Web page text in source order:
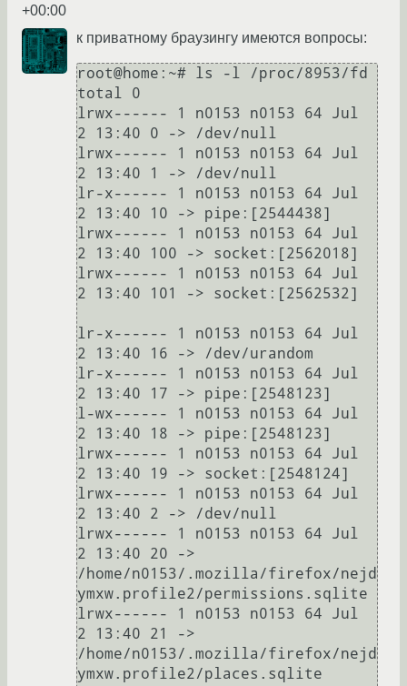
+00:00
к приватному браузингу имеются вопросы:
root@home:~# ls -l /proc/8953/fd
total 0
lrwx------ 1 n0153 n0153 64 Jul
2 13:40 0 -> /dev/null
lrwx------ 1 n0153 n0153 64 Jul
2 13:40 1 -> /dev/null
lr-x------ 1 n0153 n0153 64 Jul
2 13:40 10 -> pipe:[2544438]
lrwx------ 1 n0153 n0153 64 Jul
2 13:40 100 -> socket:[2562018]
lrwx------ 1 n0153 n0153 64 Jul
2 13:40 101 -> socket:[2562532]
lr-x------ 1 n0153 n0153 64 Jul
2 13:40 16 -> /dev/urandom
lr-x------ 1 n0153 n0153 64 Jul
2 13:40 17 -> pipe:[2548123]
l-wx------ 1 n0153 n0153 64 Jul
2 13:40 18 -> pipe:[2548123]
lrwx------ 1 n0153 n0153 64 Jul
2 13:40 19 -> socket:[2548124]
lrwx------ 1 n0153 n0153 64 Jul
2 13:40 2 -> /dev/null
lrwx------ 1 n0153 n0153 64 Jul
2 13:40 20 ->
/home/n0153/.mozilla/firefox/nejd
ymxw.profile2/permissions.sqlite
lrwx------ 1 n0153 n0153 64 Jul
2 13:40 21 ->
/home/n0153/.mozilla/firefox/nejd
ymxw.profile2/places.sqlite